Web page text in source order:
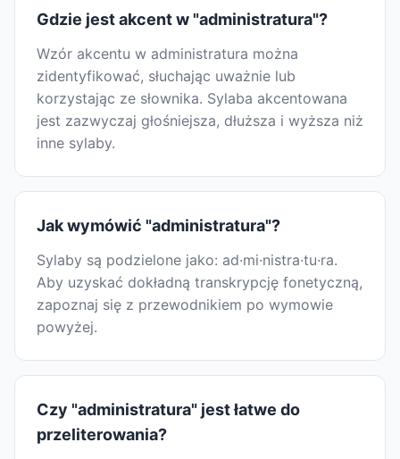
Gdzie jest akcent w "administratura"?
Wzór akcentu w administratura można
zidentyfikować, słuchając uważnie lub
korzystając ze słownika. Sylaba akcentowana
jest zazwyczaj głośniejsza, dłuższa i wyższa niż
inne sylaby.
Jak wymówić "administratura"?
Sylaby są podzielone jako: ad·mi·nistra·tu·ra.
Aby uzyskać dokładną transkrypcję fonetyczną,
zapoznaj się z przewodnikiem po wymowie
powyżej.
Czy "administratura" jest łatwe do
przeliterowania?